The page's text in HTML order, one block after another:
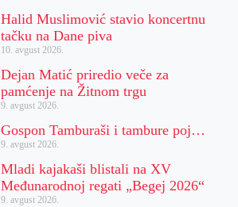
Halid Muslimović stavio koncertnu
tačku na Dane piva
10. avgust 2026.
Dejan Matić priredio veče za
pamćenje na Žitnom trgu
9. avgust 2026.
Gospon Tamburaši i tambure poj…
9. avgust 2026.
Mladi kajakaši blistali na XV
Međunarodnoj regati „Begej 2026“
9. avgust 2026.